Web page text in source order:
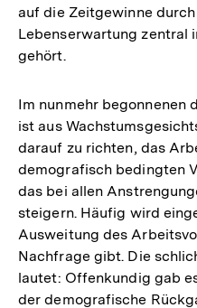
auf die Zeitgewinne
Lebenserwartung zentral
gehört.
Im nunmehr begonnenen
ist aus
darauf zu richten, das
demografisch bedingten
das bei allen
steigern. Häufig wird
Ausweitung des
Nachfrage gibt. Die
lautet: Offenkundig gab
der demografische